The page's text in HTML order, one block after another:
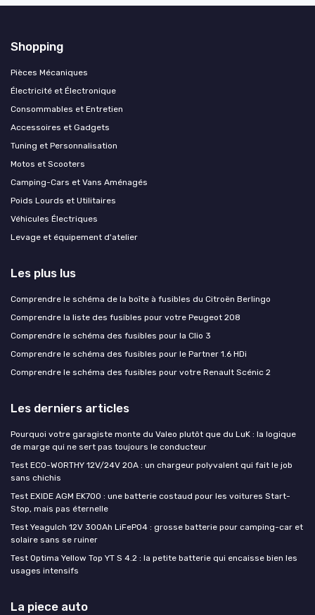
Shopping
Pièces Mécaniques
Électricité et Électronique
Consommables et Entretien
Accessoires et Gadgets
Tuning et Personnalisation
Motos et Scooters
Camping-Cars et Vans Aménagés
Poids Lourds et Utilitaires
Véhicules Électriques
Levage et équipement d'atelier
Les plus lus
Comprendre le schéma de la boîte à fusibles du Citroën Berlingo
Comprendre la liste des fusibles pour votre Peugeot 208
Comprendre le schéma des fusibles pour la Clio 3
Comprendre le schéma des fusibles pour le Partner 1.6 HDi
Comprendre le schéma des fusibles pour votre Renault Scénic 2
Les derniers articles
Pourquoi votre garagiste monte du Valeo plutôt que du LuK : la logique
de marge qui ne sert pas toujours le conducteur
Test ECO-WORTHY 12V/24V 20A : un chargeur polyvalent qui fait le job
sans chichis
Test EXIDE AGM EK700 : une batterie costaud pour les voitures Start-
Stop, mais pas éternelle
Test Yeagulch 12V 300Ah LiFePO4 : grosse batterie pour camping-car et
solaire sans se ruiner
Test Optima Yellow Top YT S 4.2 : la petite batterie qui encaisse bien les
usages intensifs
La piece auto